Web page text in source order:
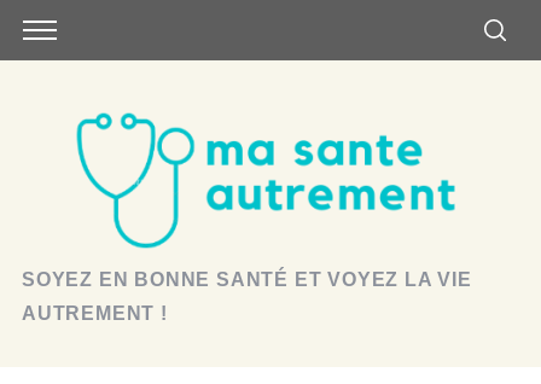
SOYEZ EN BONNE SANTÉ ET VOYEZ LA VIE
AUTREMENT !